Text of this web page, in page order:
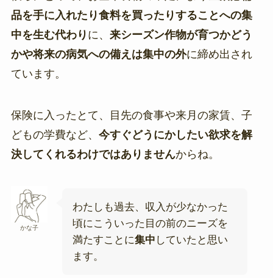
品を手に入れたり食料を買ったりすることへの集
中を生む代わり に、 来シーズン作物が育つかどう
かや将来の病気への備えは集中の外に締め出され
ています。
保険に入ったとて、目先の食事や来月の家賃、子
どもの学費など、 今すぐどうにかしたい欲求を解
決してくれるわけではありませんからね。
かな子
わたしも過去、収入が少なかった
頃にこういった目の前のニーズを
満たすことに集中 していたと思い
ます。